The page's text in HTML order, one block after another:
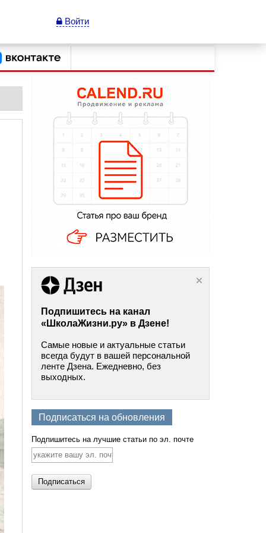
Войти
Подпишитесь на канал
«ШколаЖизни.ру» в Дзене!
Самые новые и актуальные статьи
всегда будут в вашей персональной
ленте Дзена. Ежедневно, без
выходных.
Подписаться на обновления
Подпишитесь на лучшие статьи по эл. почте